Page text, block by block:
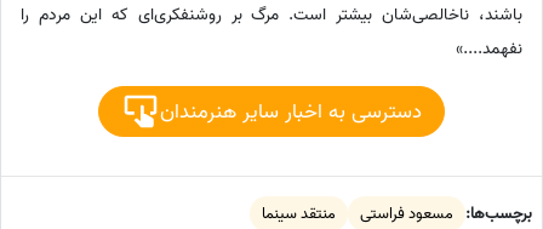
باشند، ناخالصی‌شان بیشتر است. مرگ بر روشنفکری‌ای که این مردم را
نفهمد....»
دسترسی به اخبار سایر هنرمندان
برچسب‌ها: مسعود فراستی
منتقد سینما